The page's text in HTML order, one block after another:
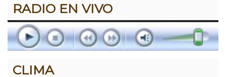
RADIO EN VIVO
CLIMA